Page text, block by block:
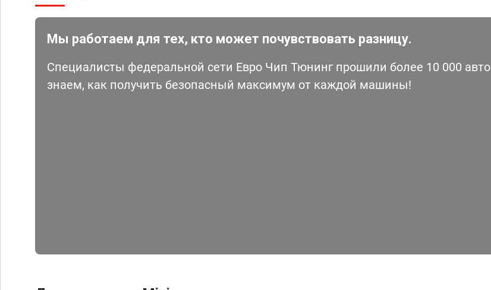
Мы работаем для тех, кто может почувствовать разницу.
Специалисты федеральной сети Евро Чип Тюнинг прошили более 10 000
знаем, как получить безопасный максимум от каждой машины!